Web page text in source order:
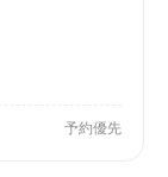
予約優先